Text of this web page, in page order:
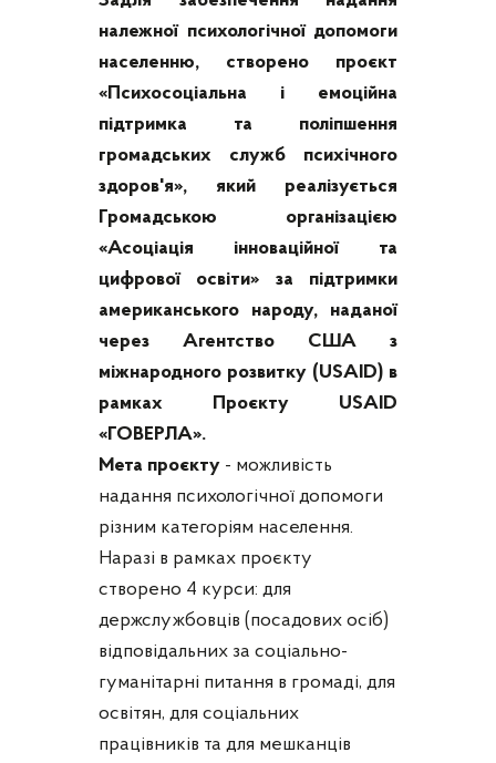
належної психологічної допомоги
населенню, створено проєкт
«Психосоціальна і емоційна
підтримка та поліпшення
громадських служб психічного
здоров'я», який реалізується
Громадською організацією
«Асоціація інноваційної та
цифрової освіти» за підтримки
американського народу, наданої
через Агентство США з
міжнародного розвитку (USAID) в
рамках Проєкту USAID
«ГОВЕРЛА».
Мета проєкту - можливість
надання психологічної допомоги
різним категоріям населення.
Наразі в рамках проєкту
створено 4 курси: для
держслужбовців (посадових осіб)
відповідальних за соціально-
гуманітарні питання в громаді, для
освітян, для соціальних
працівників та для мешканців